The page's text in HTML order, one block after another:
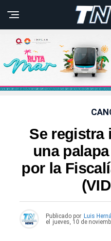
Se registra
una
por la
Publicado por Luis
el
jueves, 10 de